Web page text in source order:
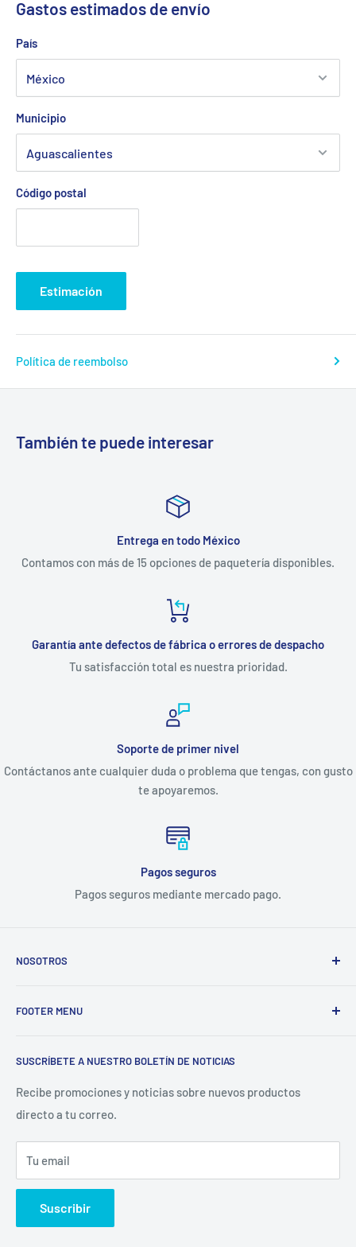
Gastos estimados de envío
País
Municipio
Código postal
Estimación
Política de reembolso
También te puede interesar
Entrega en todo México
Contamos con más de 15 opciones de paquetería disponibles.
Garantía ante defectos de fábrica o errores de despacho
Tu satisfacción total es nuestra prioridad.
Soporte de primer nivel
Contáctanos ante cualquier duda o problema que tengas, con gusto
te apoyaremos.
Pagos seguros
Pagos seguros mediante mercado pago.
NOSOTROS
de ofrecer refacciones para aparatos electrodomésticos y
restaurantera e industrial.
FOOTER MENU
Catálogo
La Empresa
Contacto
Sucursales
Buscar
SUSCRÍBETE A NUESTRO BOLETÍN DE NOTICIAS
Recibe promociones y noticias sobre nuevos productos
directo a tu correo.
Tu email
Suscribir